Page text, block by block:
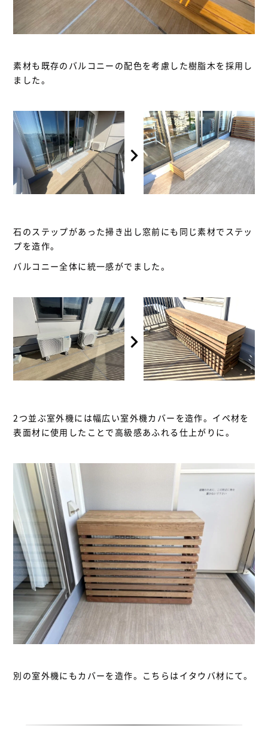
素材も既存のバルコニーの配色を考慮した樹脂木を採用し
ました。
石のステップがあった掃き出し窓前にも同じ素材でステッ
プを造作。
バルコニー全体に統一感がでました。
2つ並ぶ室外機には幅広い室外機カバーを造作。イペ材を
表面材に使用したことで高級感あふれる仕上がりに。
別の室外機にもカバーを造作。こちらはイタウバ材にて。